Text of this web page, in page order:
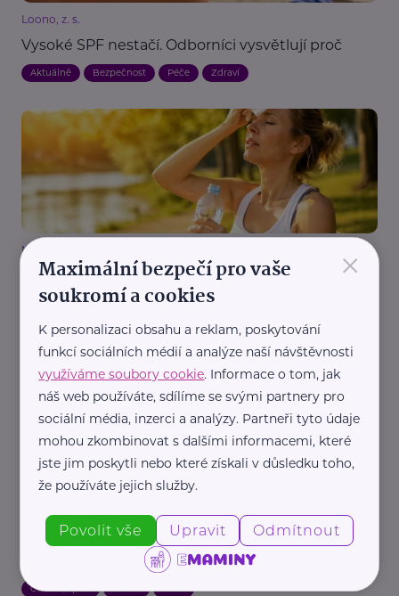
Loono, z. s.
Vysoké SPF nestačí. Odborníci vysvětlují proč
Aktuálně Bezpečnost Péče Zdraví
MaVe PR
Jak přežít letní vedra? Sedm tipů, které ochrání
vaše srdce i zdraví
Nejsport.cz
Jak si udržet zdravá záda, když se celý den
Cvičení, sport Zdraví Žena
×
Maximální bezpečí pro vaše
soukromí a cookies
K personalizaci obsahu a reklam, poskytování
funkcí sociálních médií a analýze naší návštěvnosti
využíváme soubory cookie. Informace o tom, jak
náš web používáte, sdílíme se svými partnery pro
sociální média, inzerci a analýzy. Partneři tyto údaje
mohou zkombinovat s dalšími informacemi, které
jste jim poskytli nebo které získali v důsledku toho,
že používáte jejich služby.
Povolit vše Upravit Odmítnout